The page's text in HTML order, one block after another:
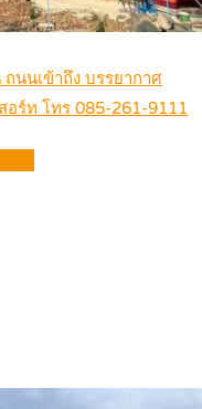
นนเข้าถึง บรรยากาศ
อร์ท โทร 085-261-9111